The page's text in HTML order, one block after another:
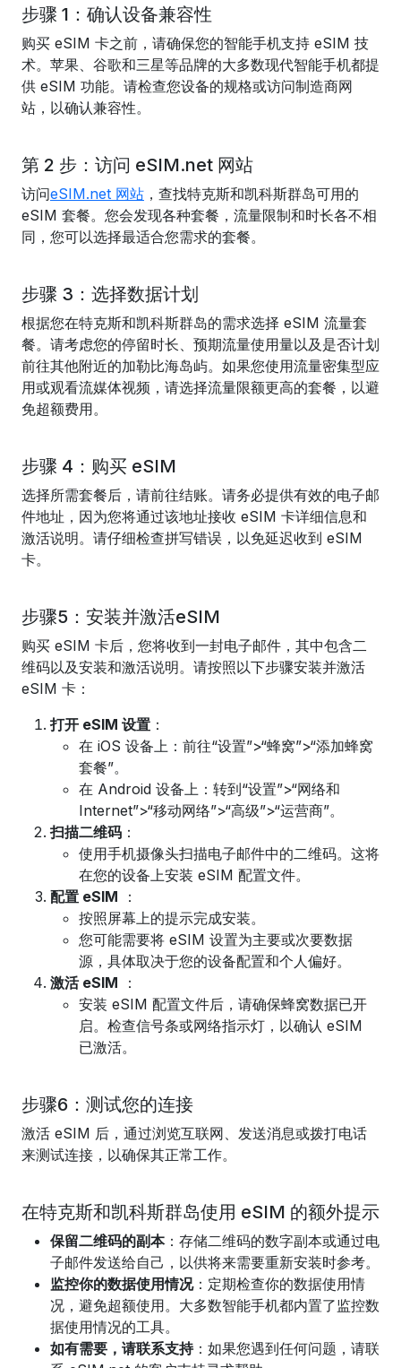
步骤 1：确认设备兼容性
购买 eSIM 卡之前，请确保您的智能手机支持 eSIM 技
术。苹果、谷歌和三星等品牌的大多数现代智能手机都提
供 eSIM 功能。请检查您设备的规格或访问制造商网
站，以确认兼容性。
第 2 步：访问 eSIM.net 网站
访问eSIM.net 网站 ，查找特克斯和凯科斯群岛可用的
eSIM 套餐。您会发现各种套餐，流量限制和时长各不相
同，您可以选择最适合您需求的套餐。
步骤 3：选择数据计划
根据您在特克斯和凯科斯群岛的需求选择 eSIM 流量套
餐。请考虑您的停留时长、预期流量使用量以及是否计划
前往其他附近的加勒比海岛屿。如果您使用流量密集型应
用或观看流媒体视频，请选择流量限额更高的套餐，以避
免超额费用。
步骤 4：购买 eSIM
选择所需套餐后，请前往结账。请务必提供有效的电子邮
件地址，因为您将通过该地址接收 eSIM 卡详细信息和
激活说明。请仔细检查拼写错误，以免延迟收到 eSIM
卡。
步骤5：安装并激活eSIM
购买 eSIM 卡后，您将收到一封电子邮件，其中包含二
维码以及安装和激活说明。请按照以下步骤安装并激活
eSIM 卡：
打开 eSIM 设置 ：
在 iOS 设备上：前往“设置”>“蜂窝”>“添加蜂窝
套餐”。
在 Android 设备上：转到“设置”>“网络和
Internet”>“移动网络”>“高级”>“运营商”。
扫描二维码 ：
使用手机摄像头扫描电子邮件中的二维码。这将
在您的设备上安装 eSIM 配置文件。
配置 eSIM ：
按照屏幕上的提示完成安装。
您可能需要将 eSIM 设置为主要或次要数据
源，具体取决于您的设备配置和个人偏好。
激活 eSIM ：
安装 eSIM 配置文件后，请确保蜂窝数据已开
启。检查信号条或网络指示灯，以确认 eSIM
已激活。
步骤6：测试您的连接
激活 eSIM 后，通过浏览互联网、发送消息或拨打电话
来测试连接，以确保其正常工作。
在特克斯和凯科斯群岛使用 eSIM 的额外提示
保留二维码的副本：存储二维码的数字副本或通过电
子邮件发送给自己，以供将来需要重新安装时参考。
监控你的数据使用情况：定期检查你的数据使用情
况，避免超额使用。大多数智能手机都内置了监控数
据使用情况的工具。
如有需要，请联系支持：如果您遇到任何问题，请联